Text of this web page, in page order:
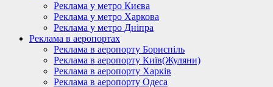
Реклама у метро Києва
Реклама у метро Харкова
Реклама у метро Дніпра
Реклама в аеропортах
Реклама в аеропорту Бориспіль
Реклама в аеропорту Київ(Жуляни)
Реклама в аеропорту Харків
Реклама в аеропорту Одеса